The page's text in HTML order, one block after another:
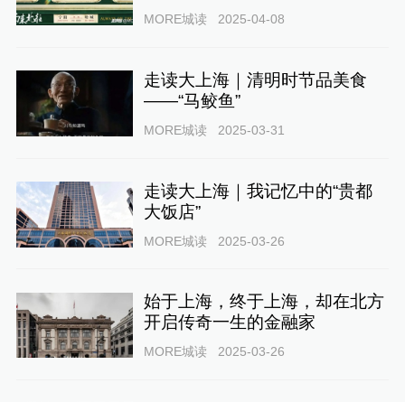
MORE城读 2025-04-08
走读大上海｜清明时节品美食
——“马鲛鱼”
MORE城读 2025-03-31
走读大上海｜我记忆中的“贵都
大饭店”
MORE城读 2025-03-26
始于上海，终于上海，却在北方
开启传奇一生的金融家
MORE城读 2025-03-26